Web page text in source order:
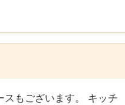
もございます。 キッチ